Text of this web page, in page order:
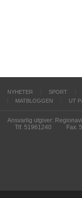
NYHETER SPORT
MATBLOGGEN
UT
Ansvarlig utgiver:
Tlf. 51961240
Fax.